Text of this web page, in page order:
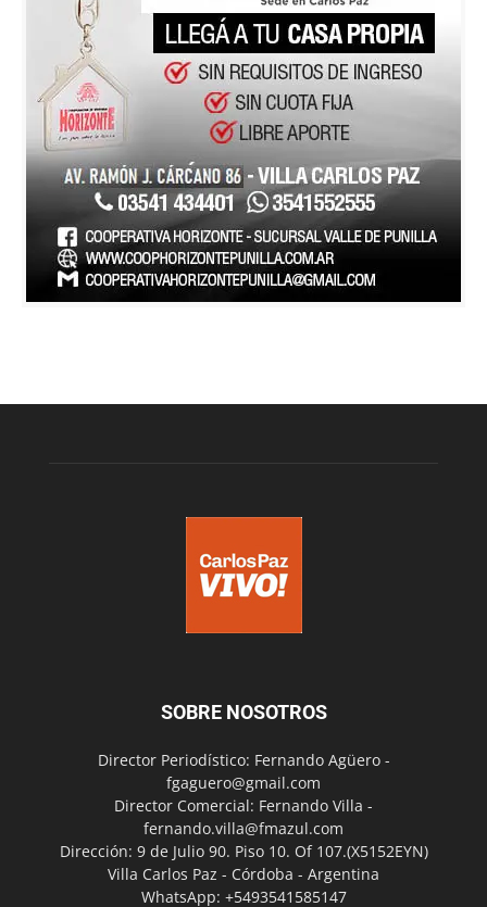
SOBRE NOSOTROS
Director Periodístico: Fernando Agüero -
fgaguero@gmail.com
Director Comercial: Fernando Villa -
fernando.villa@fmazul.com
Dirección: 9 de Julio 90. Piso 10. Of 107.(X5152EYN)
Villa Carlos Paz - Córdoba - Argentina
WhatsApp: +5493541585147